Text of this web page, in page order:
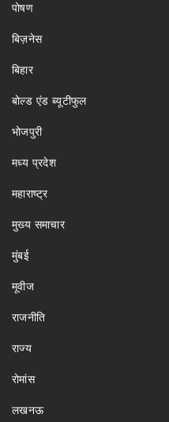
पोषण
बिज़नेस
बिहार
बोल्ड एंड ब्यूटीफुल
भोजपुरी
मध्य प्रदेश
महाराष्ट्र
मुख्य समाचार
मुंबई
मूवीज
राजनीति
राज्य
रोमांस
लखनऊ